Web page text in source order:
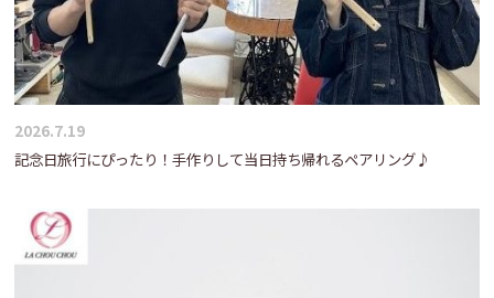
2026.7.19
記念日旅行にぴったり！手作りして当日持ち帰れるペアリング♪